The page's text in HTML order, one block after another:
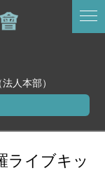
人本部）
ライブキッ